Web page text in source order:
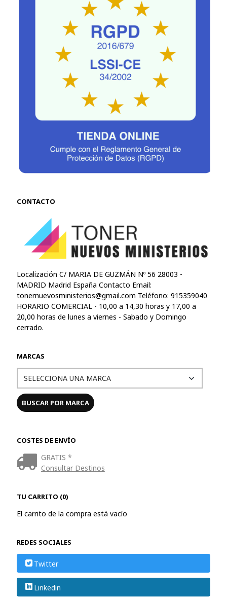
CONTACTO
Localización C/ MARIA DE GUZMÁN Nº 56 28003 -
MADRID Madrid España Contacto Email:
tonernuevosministerios@gmail.com Teléfono: 915359040
HORARIO COMERCIAL - 10,00 a 14,30 horas y 17,00 a
20,00 horas de lunes a viernes - Sabado y Domingo
cerrado.
MARCAS
COSTES DE ENVÍO
GRATIS *
Consultar Destinos
TU CARRITO (0)
El carrito de la compra está vacío
REDES SOCIALES
Twitter
Linkedin